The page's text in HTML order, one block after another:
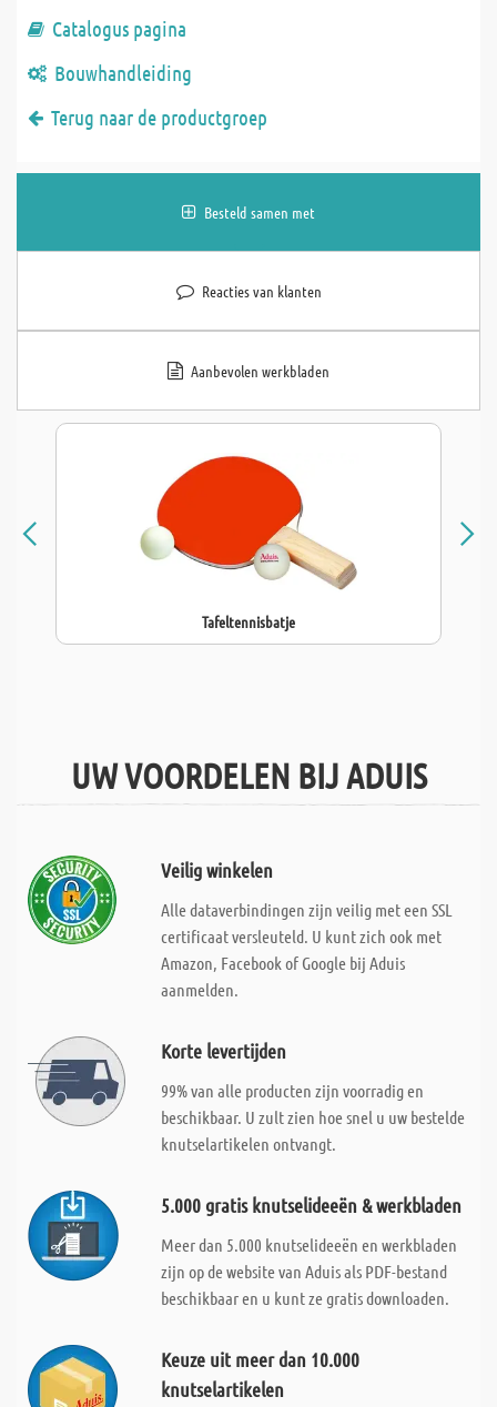
Catalogus pagina
Bouwhandleiding
Terug naar de productgroep
Besteld samen met
Reacties van klanten
Aanbevolen werkbladen
Tafeltennisbatje
UW VOORDELEN BIJ ADUIS
Veilig winkelen
Alle dataverbindingen zijn veilig met een SSL
certificaat versleuteld. U kunt zich ook met
Amazon, Facebook of Google bij Aduis
aanmelden.
Korte levertijden
99% van alle producten zijn voorradig en
beschikbaar. U zult zien hoe snel u uw bestelde
knutselartikelen ontvangt.
5.000 gratis knutselideeën & werkbladen
Meer dan 5.000 knutselideeën en werkbladen
zijn op de website van Aduis als PDF-bestand
beschikbaar en u kunt ze gratis downloaden.
Keuze uit meer dan 10.000
knutselartikelen